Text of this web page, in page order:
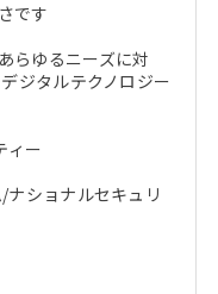
です
らゆるニーズに対
ジタルテクノロジー
ィー
ショナルセキュリ